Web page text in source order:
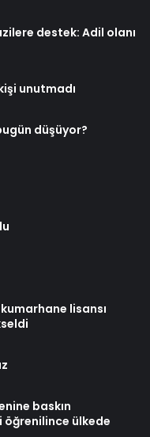
destek: Adil olanı
unutmadı
düşüyor?
lisansı
baskın
öğrenilince ülkede